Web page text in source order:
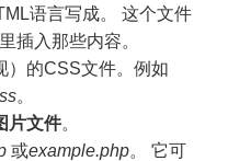
语言写成。 这个文件
插入那些内容。
）的CSS文件。例如
。
片文件。
或example.php。 它可